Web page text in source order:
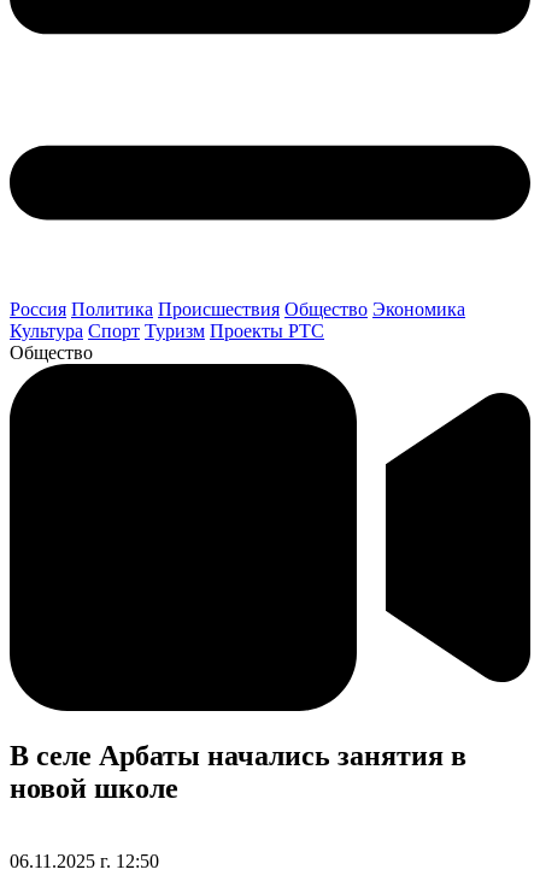
Россия Политика Происшествия Общество Экономика
Культура Спорт Туризм Проекты РТС
Общество
В селе Арбаты начались занятия в
новой школе
06.11.2025 г. 12:50